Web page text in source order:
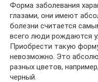
Форма заболевания
глазами, они имеют
болезни считается
всего люди рождаются
Приобрести такую
невозможно. Это
разных цветов,
черный.